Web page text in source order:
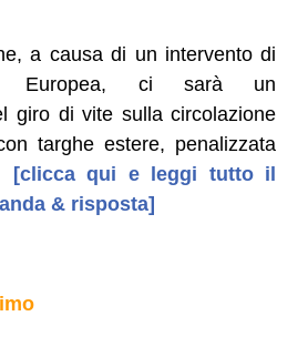
a causa di un intervento di
Europea, ci sarà un
giro di vite sulla circolazione
targhe estere, penalizzata
[clicca qui e leggi tutto il
& risposta]